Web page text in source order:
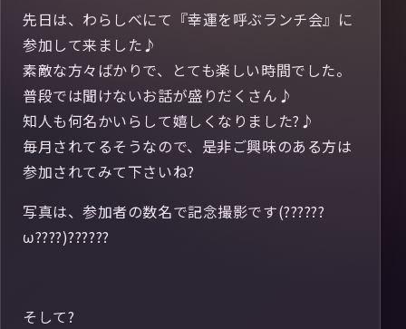
先日は、わらしべにて『幸運を呼ぶランチ会』に
参加して来ました♪
素敵な方々ばかりで、とても楽しい時間でした。
普段では聞けないお話が盛りだくさん♪
知人も何名かいらして嬉しくなりました?♪
毎月されてるそうなので、是非ご興味のある方は
参加されてみて下さいね?
写真は、参加者の数名で記念撮影です(??????
ω????)??????
そして?